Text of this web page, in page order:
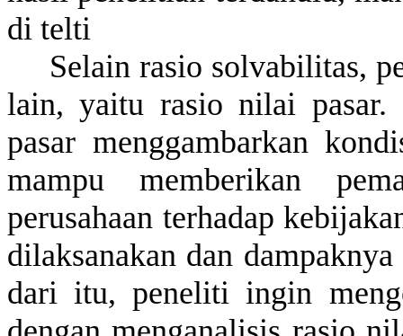
di telti
Selainrasio solvabilitas,
lain,yaitu rasio nilai pasar.
pasar menggambarkan
mampu
memberikan
perusahaan terhadap
dilaksanakan dan dampaknya
dari itu,peneliti ingin